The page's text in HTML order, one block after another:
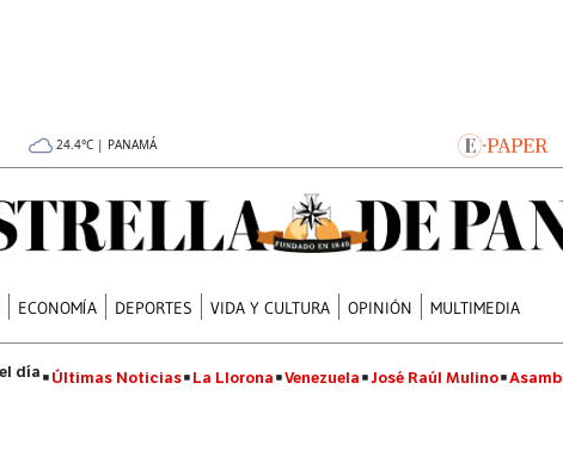
24.4°C | PANAMÁ
ECONOMÍA DEPORTES VIDA Y CULTURA OPINIÓN MULTIMEDIA
Últimas Noticias La Llorona Venezuela José Raúl Mulino